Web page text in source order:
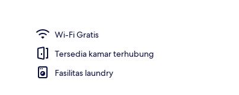
Wi-Fi Gratis
Tersedia kamar terhubung
Fasilitas laundry